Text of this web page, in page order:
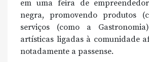
em uma feira de
negra, promovendo produtos
serviços (como a
artísticas ligadas à comunidade
notadamente a passense.